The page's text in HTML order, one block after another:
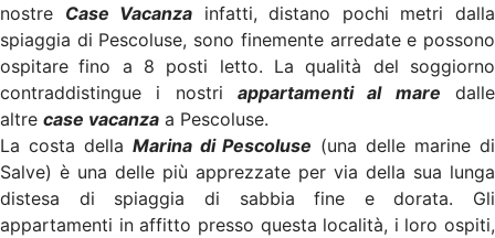
nostre Case Vacanza infatti, distano pochi metri dalla
spiaggia di Pescoluse, sono finemente arredate e possono
ospitare fino a 8 posti letto. La qualità del soggiorno
contraddistingue i nostri appartamenti al mare dalle
altre case vacanza a Pescoluse.
La costa della Marina di Pescoluse (una delle marine di
Salve) è una delle più apprezzate per via della sua lunga
distesa di spiaggia di sabbia fine e dorata. Gli
appartamenti in affitto presso questa località, i loro ospiti,